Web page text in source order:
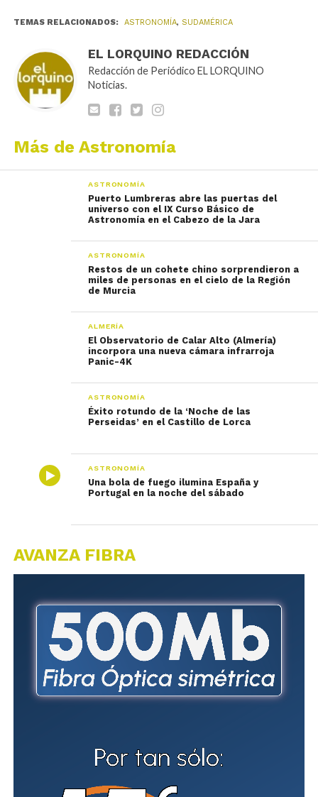
TEMAS RELACIONADOS: ASTRONOMÍA, SUDAMÉRICA
EL LORQUINO REDACCIÓN
Redacción de Periódico EL LORQUINO
Noticias.
Más de Astronomía
ASTRONOMÍA
Puerto Lumbreras abre las puertas del
universo con el IX Curso Básico de
Astronomía en el Cabezo de la Jara
ASTRONOMÍA
Restos de un cohete chino sorprendieron a
miles de personas en el cielo de la Región
de Murcia
ALMERÍA
El Observatorio de Calar Alto (Almería)
incorpora una nueva cámara infrarroja
Panic-4K
ASTRONOMÍA
Éxito rotundo de la ‘Noche de las
Perseidas’ en el Castillo de Lorca
ASTRONOMÍA
Una bola de fuego ilumina España y
Portugal en la noche del sábado
AVANZA FIBRA